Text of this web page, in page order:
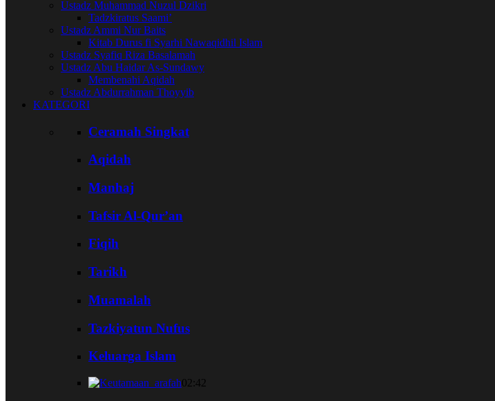
Ustadz Muhammad Nuzul Dzikri
Tadzkiratus Saami’
Ustadz Ammi Nur Baits
Kitab Durus fi Syarhi Nawaqidhil Islam
Ustadz Syafiq Riza Basalamah
Ustadz Abu Haidar As-Sundawy
Membenahi Aqidah
Ustadz Abdurrahman Thoyyib
KATEGORI
Ceramah Singkat
Aqidah
Manhaj
Tafsir Al-Qur’an
Fiqih
Tarikh
Muamalah
Tazkiyatun Nufus
Keluarga Islam
02:42